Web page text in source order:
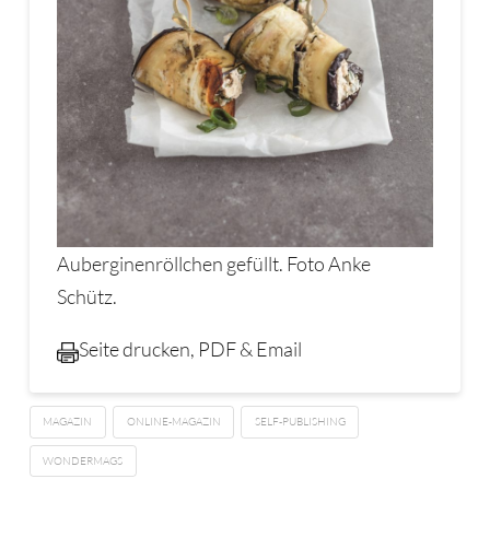
Auberginenröllchen gefüllt. Foto Anke
Schütz.
Seite drucken, PDF & Email
MAGAZIN ONLINE-MAGAZIN SELF-PUBLISHING
WONDERMAGS